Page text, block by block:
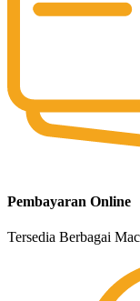
Pembayaran Online
Tersedia Berbagai